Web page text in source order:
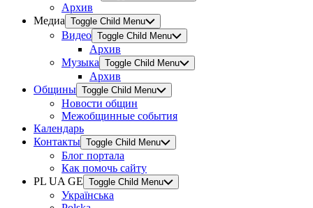
Архив
Медиа Toggle Child Menu
Видео Toggle Child Menu
Архив
Музыка Toggle Child Menu
Архив
Общины Toggle Child Menu
Новости общин
Межобщинные события
Календарь
Контакты Toggle Child Menu
Блог портала
Как помочь сайту
PL UA GE Toggle Child Menu
Українська